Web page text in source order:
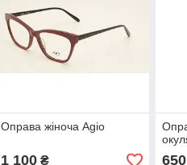
Оправа жіноча Agio
1 100₴ 650